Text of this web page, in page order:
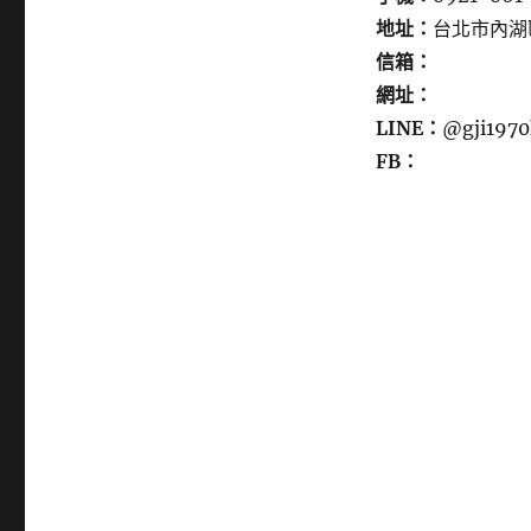
地址： 台北市內
信箱：
網址：
LINE：
FB：